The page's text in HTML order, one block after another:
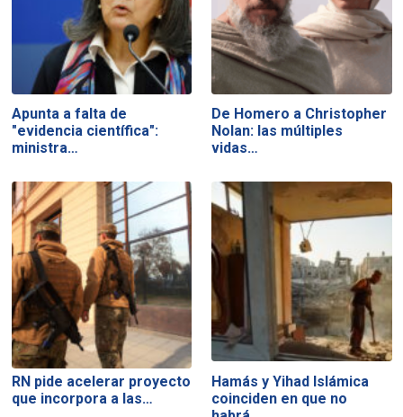
Apunta a falta de
"evidencia científica":
ministra…
De Homero a Christopher
Nolan: las múltiples
vidas…
RN pide acelerar proyecto
que incorpora a las…
Hamás y Yihad Islámica
coinciden en que no